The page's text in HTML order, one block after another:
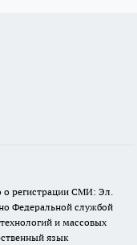
о регистрации СМИ: Эл.
Федеральной службой
и массовых
язык